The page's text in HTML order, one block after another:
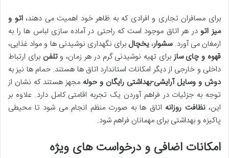
برای مسافران تجاری و افرادی که به ظاهر خود اهمیت می دهند،اتو و
میز اتو در هر اتاق موجود است که راحتی در آماده سازی لباس ها را به
ارمغان می آورد.سشوار، یخچال برای نگهداری نوشیدنی ها و مواد غذایی،
قهوه و چای ساز برای تهیه نوشیدنی گرم در هر زمان، وتلفن برای ارتباط
داخلی و خارجی از دیگر امکانات استاندارد اتاق ها هستند. حمام ها نیز به
دوش و وسایل آرایشی-بهداشتی رایگان و حوله مجهز هستند که نشان از
توجه به جزئیات در فراهم آوردن یک تجربه اقامتی کامل دارد. علاوه بر
این،نظافت روزانه اتاق ها به صورت منظم انجام می شود تا محیطی
پاکیزه و بهداشتی برای مهمانان فراهم شود.
امکانات اضافی و درخواست های ویژه